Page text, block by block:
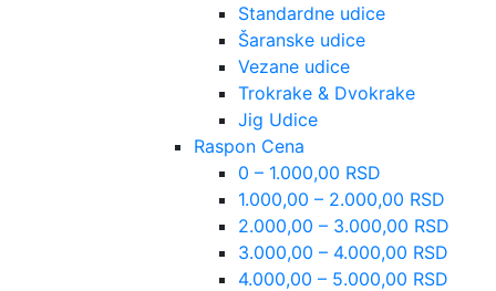
Standardne udice
Šaranske udice
Vezane udice
Trokrake & Dvokrake
Jig Udice
Raspon Cena
0 – 1.000,00 RSD
1.000,00 – 2.000,00 RSD
2.000,00 – 3.000,00 RSD
3.000,00 – 4.000,00 RSD
4.000,00 – 5.000,00 RSD